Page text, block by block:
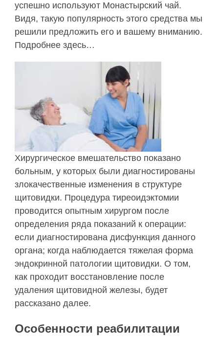
успешно используют Монастырский чай.
Видя, такую популярность этого средства мы
решили предложить его и вашему вниманию.
Подробнее здесь…
Хирургическое вмешательство показано
больным, у которых были диагностированы
злокачественные изменения в структуре
щитовидки. Процедура тиреоидэктомии
проводится опытным хирургом после
определения ряда показаний к операции:
если диагностирована дисфункция данного
органа; когда наблюдается тяжелая форма
эндокринной патологии щитовидки. О том,
как проходит восстановление после
удаления щитовидной железы, будет
рассказано далее.
Особенности реабилитации